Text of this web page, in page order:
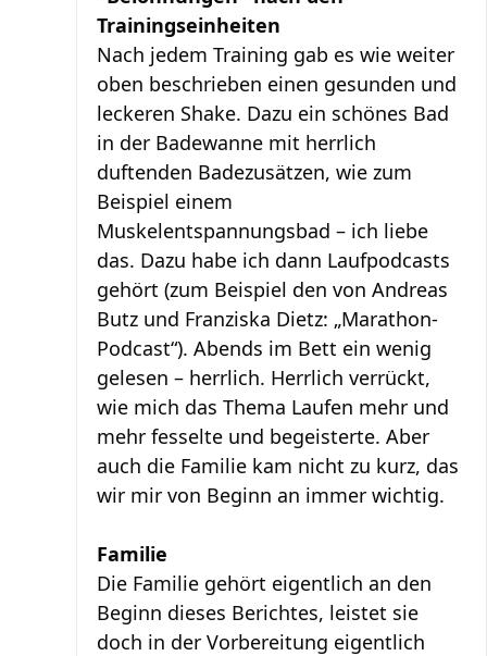
Trainingseinheiten
Nach jedem Training gab es wie weiter
oben beschrieben einen gesunden und
leckeren Shake. Dazu ein schönes Bad
in der Badewanne mit herrlich
duftenden Badezusätzen, wie zum
Beispiel einem
Muskelentspannungsbad – ich liebe
das. Dazu habe ich dann Laufpodcasts
gehört (zum Beispiel den von Andreas
Butz und Franziska Dietz: „Marathon-
Podcast“). Abends im Bett ein wenig
gelesen – herrlich. Herrlich verrückt,
wie mich das Thema Laufen mehr und
mehr fesselte und begeisterte. Aber
auch die Familie kam nicht zu kurz, das
wir mir von Beginn an immer wichtig.
Familie
Die Familie gehört eigentlich an den
Beginn dieses Berichtes, leistet sie
doch in der Vorbereitung eigentlich